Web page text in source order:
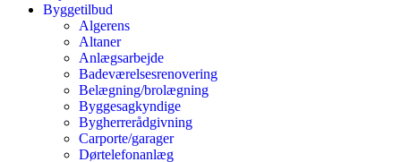
Byggetilbud
Algerens
Altaner
Anlægsarbejde
Badeværelsesrenovering
Belægning/brolægning
Byggesagkyndige
Bygherrerådgivning
Carporte/garager
Dørtelefonanlæg